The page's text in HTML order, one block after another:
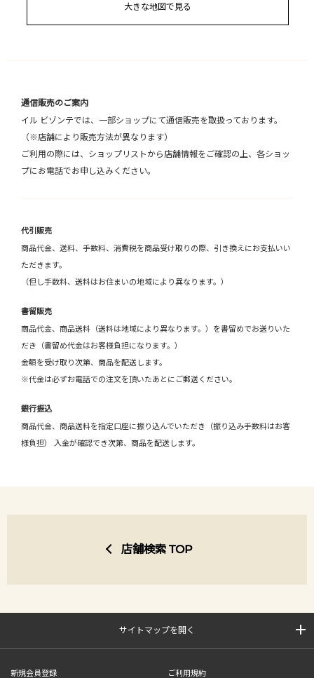
大きな地図で見る
通信販売のご案内
イル ビゾンテでは、一部ショップにて通信販売を取扱っております。
（※店舗により販売方法が異なります）
ご利用の際には、ショップリストから店舗情報をご確認の上、各ショッ
プにお電話でお申し込みください。
代引販売
商品代金、送料、手数料、消費税を商品受け取りの際、引き換えにお支払いい
ただきます。
（但し手数料、送料はお住まいの地域により異なります。）
書留販売
商品代金、商品送料（送料は地域により異なります。）を書留めでお送りいた
だき（書留め代金はお客様負担になります。）
金額を受け取り次第、商品を配送します。
※代金は必ずお電話での注文を頂いたあとにご郵送ください。
銀行振込
商品代金、商品送料を指定口座に振り込んでいただき（振り込み手数料はお客
様負担） 入金が確認でき次第、商品を配送します。
店舗検索 TOP
サイトマップを開く
新規会員登録 ご利用規約